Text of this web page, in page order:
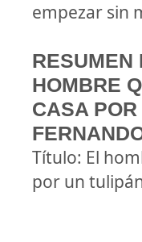
empezar sin
RESUMEN
HOMBRE
CASA
Título: El
por un